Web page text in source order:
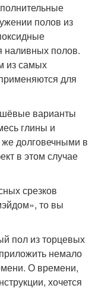
полов из
наливных полов.
из самых
для
варианты
глины и
же долговечными в
в этом случае
срезков
то вы
пол из торцевых
немало
О времени,
хочется